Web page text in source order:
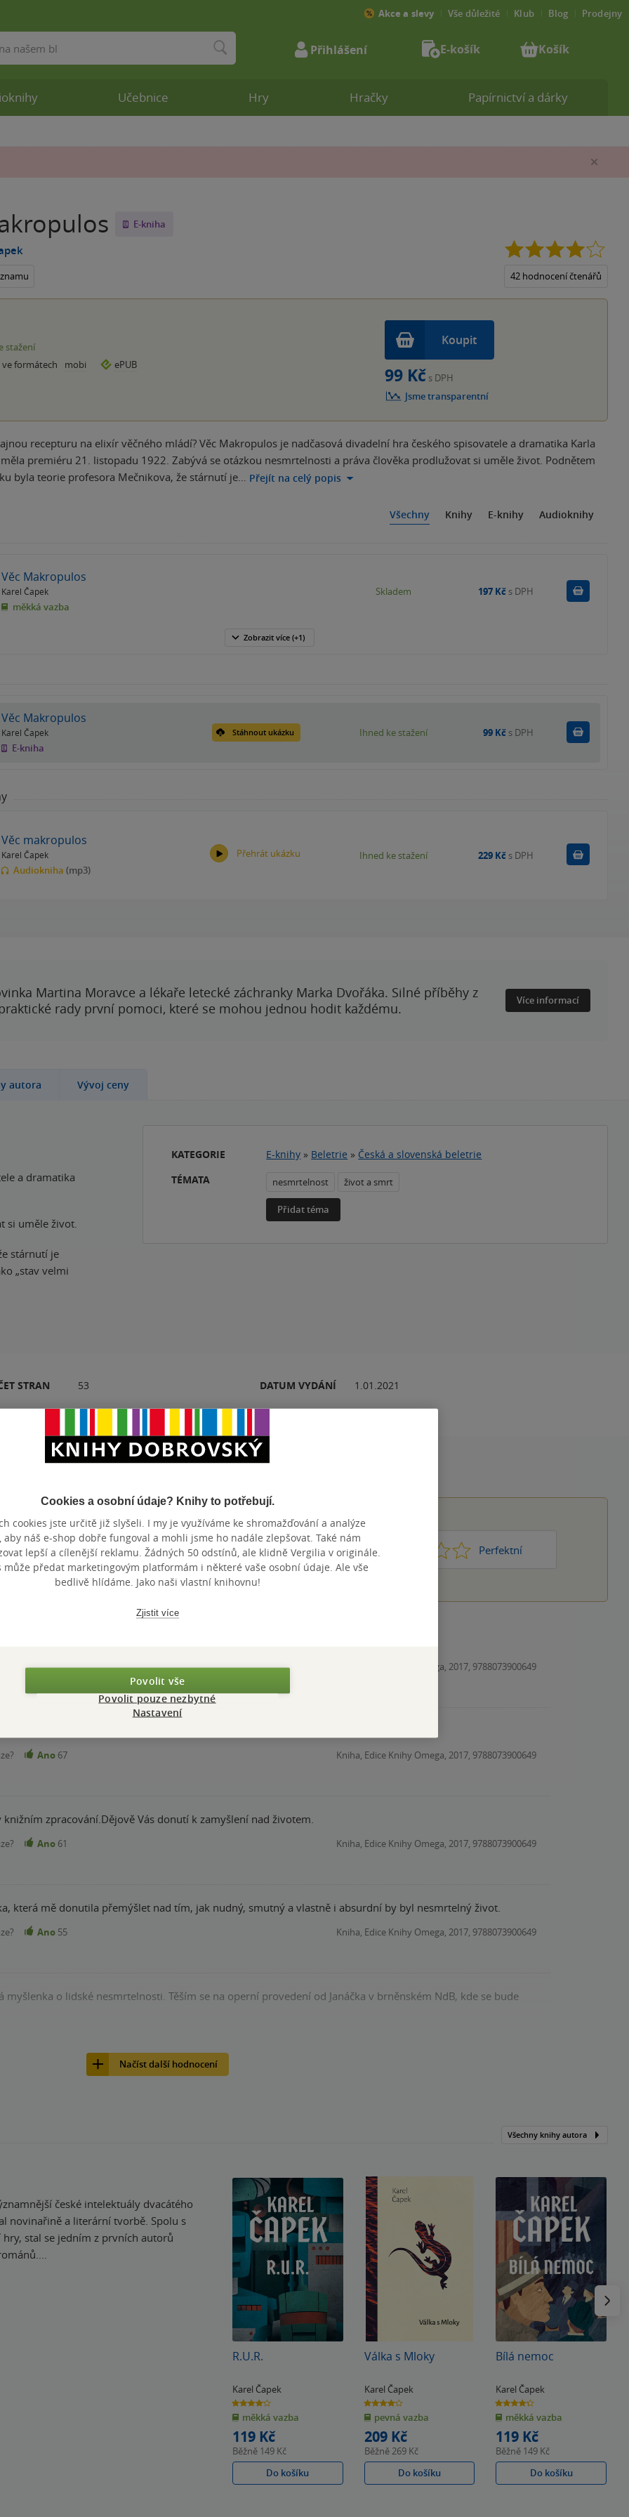
E-kniha
42 hodnocení čtenářů
stažení
ve formátech
mobi ePUB
Koupit
99 Kč s DPH
Jsme transparentní
recepturu na elixír věčného mládí? Věc Makropulos je nadčasová divadelní hra českého spisovatele a dramatika Karla
měla premiéru 21. listopadu 1922. Zabývá se otázkou nesmrtelnosti a práva člověka prodlužovat si uměle život. Podnětem
byla teorie profesora Mečnikova, že stárnutí je… Přejít na celý popis
Všechny Knihy E-knihy Audioknihy
Věc Makropulos
Karel Čapek
měkká vazba
Skladem 197 Kč s DPH
Zobrazit více (+1)
Věc Makropulos
Karel Čapek
E-kniha
Stáhnout ukázku Ihned ke stažení 99 Kč s DPH Koupit
Věc makropulos
Karel Čapek
Audiokniha (mp3)
Přehrát ukázku Ihned ke stažení 229 Kč s DPH Koupit
Martina Moravce a lékaře letecké záchranky Marka Dvořáka. Silné příběhy z
rady první pomoci, které se mohou jednou hodit každému.
Více informací
autora Vývoj ceny
a dramatika
si uměle život.
stárnutí je
„stav velmi
KATEGORIE E-knihy » Beletrie » Česká a slovenská beletrie
TÉMATA
nesmrtelnost život a smrt
Přidat téma
STRAN 53 DATUM VYDÁNÍ 1.01.2021
Hodnocení a recenze čtenářů
PŘIDEJTE SVÉ HODNOCENÍ PRODUKTU
Hodnocení našich knihkupců: 0.0 z 5 Nic moc Perfektní
Ano170 Kniha, Edice Knihy Omega, 2017, 9788073900649
Ano 67 Kniha, Edice Knihy Omega, 2017, 9788073900649
zpracování.Dějově Vás donutí k zamyšlení nad životem.
Ano 61 Kniha, Edice Knihy Omega, 2017, 9788073900649
která mě donutila přemýšlet nad tím, jak nudný, smutný a vlastně i absurdní by byl nesmrtelný život.
Ano 55 Kniha, Edice Knihy Omega, 2017, 9788073900649
myšlenka o lidské nesmrtelnosti. Těším se na operní provedení od Janáčka v brněnském NdB, kde se bude
Načíst další hodnocení
Všechny knihy autora
české intelektuály dvacátého
novinařině a literární tvorbě. Spolu s
stal se jedním z prvních autorů
R.U.R.
Karel Čapek
4.2
z
5
hvězdiček
měkká vazba
119 Kč
Běžně 149 Kč
Do košíku
Válka s Mloky
Karel Čapek
4.2
z
5
hvězdiček
pevná vazba
209 Kč
Běžně269 Kč
Do košíku
Bílá nemoc
Karel Čapek
4.3
z
5
hvězdiček
měkká vazba
119 Kč
Běžně 149 Kč
Do košíku
Učebnice Hry Hračky Papírnictví a dárky
Akce a slevy Vše důležité Klub Blog Prodejny
Přihlášení E-košík Košík
Cookies a osobní údaje? Knihy to potřebují.
cookies jste určitě již slyšeli. I my je využíváme ke shromažďování a analýze
aby náš e-shop dobře fungoval a mohli jsme ho nadále zlepšovat. Také nám
lepší a cílenější reklamu. Žádných 50 odstínů, ale klidně Vergilia v originále.
může předat marketingovým platformám i některé vaše osobní údaje. Ale vše
bedlivě hlídáme. Jako naši vlastní knihovnu!
Zjistit více
Povolit vše
Povolit pouze nezbytné
Nastavení